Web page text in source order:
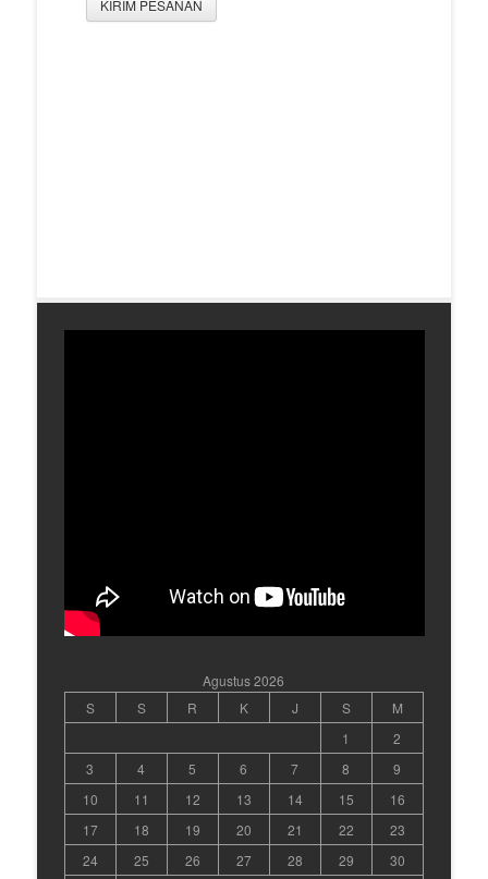
Agustus 2026
S
S R K J S
M
1
2
3
4 5 6 7 8
9
10
11 12 13 14 15
16
17
18 19 20 21 22
23
24
25 26 27 28 29
30